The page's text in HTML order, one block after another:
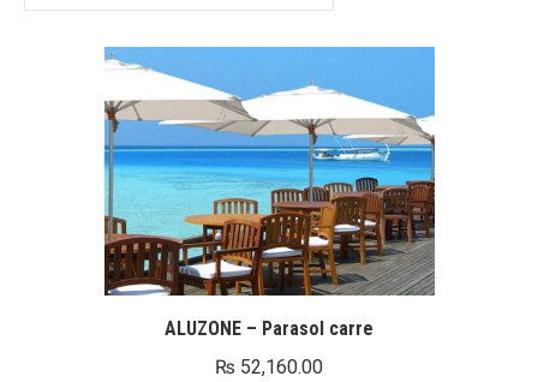
ALUZONE – Parasol carre
₨ 52,160.00